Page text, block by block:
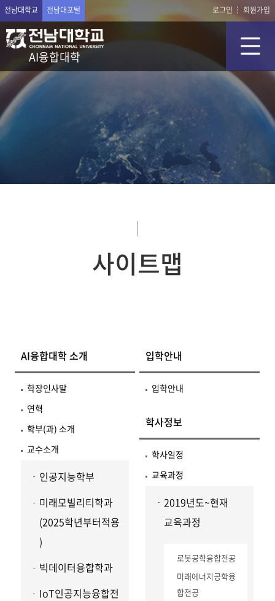
전남대학교 전남대포털 로그인 회원가입
AI융합대학
사이트맵
AI융합대학 소개
학장인사말
연혁
학부(과) 소개
교수소개
인공지능학부
미래모빌리티학과
(2025학년부터적용
)
빅데이터융합학과
IoT인공지능융합전
입학안내
입학안내
학사정보
학사일정
교육과정
2019년도~현재
교육과정
로봇공학융합전공
미래에너지공학융
합전공